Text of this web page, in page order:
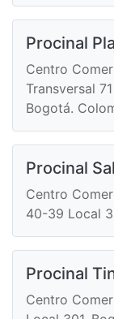
Procinal
Centro
Transversal
Bogotá.
Procinal
Centro
40-39 Local
Procinal
Centro